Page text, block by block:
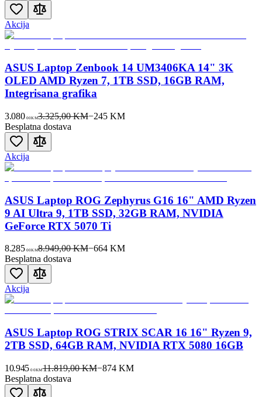
Akcija
ASUS Laptop Zenbook 14 UM3406KA 14" 3K
OLED AMD Ryzen 7, 1TB SSD, 16GB RAM,
Integrisana grafika
3.080 00KM3.325,00 KM−245KM
Besplatna dostava
Akcija
ASUS Laptop ROG Zephyrus G16 16" AMD Ryzen
9 AI Ultra 9, 1TB SSD, 32GB RAM, NVIDIA
GeForce RTX 5070 Ti
8.285 00KM8.949,00 KM−664KM
Besplatna dostava
Akcija
ASUS Laptop ROG STRIX SCAR 16 16" Ryzen 9,
2TB SSD, 64GB RAM, NVIDIA RTX 5080 16GB
10.945 00KM11.819,00 KM−874KM
Besplatna dostava